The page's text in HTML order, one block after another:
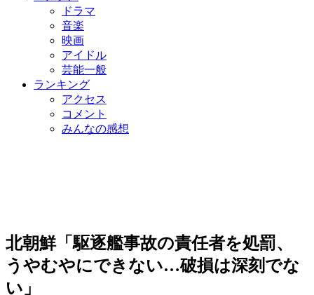
ドラマ
音楽
映画
アイドル
芸能一般
ランキング
アクセス
コメント
みんなの感想
北朝鮮「駆逐艦事故の責任者を処罰、
うやむやにできない…破損は深刻でな
い」